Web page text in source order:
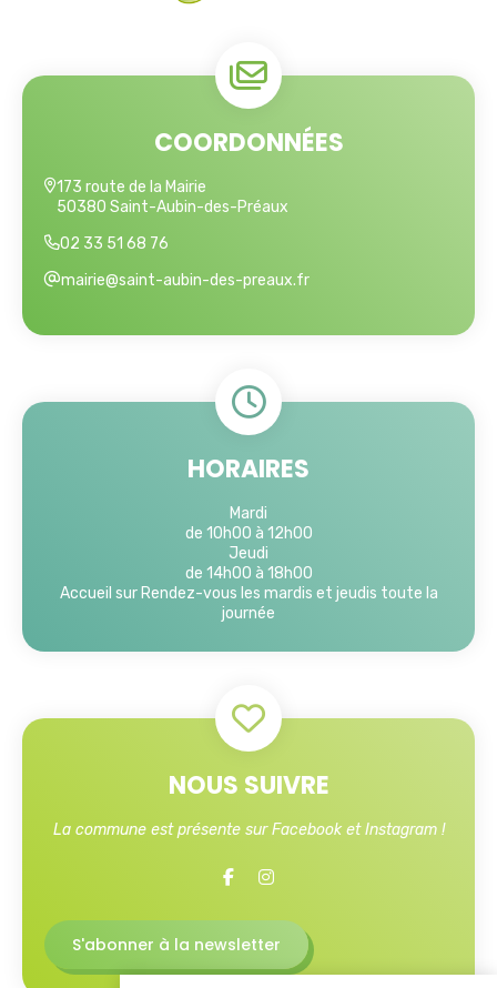
COORDONNÉES
173 route de la Mairie
50380 Saint-Aubin-des-Préaux
02 33 51 68 76
mairie@saint-aubin-des-preaux.fr
HORAIRES
Mardi
de 10h00 à 12h00
Jeudi
de 14h00 à 18h00
Accueil sur Rendez-vous les mardis et jeudis toute la
journée
NOUS SUIVRE
La commune est présente sur Facebook et Instagram !
S'abonner à la newsletter